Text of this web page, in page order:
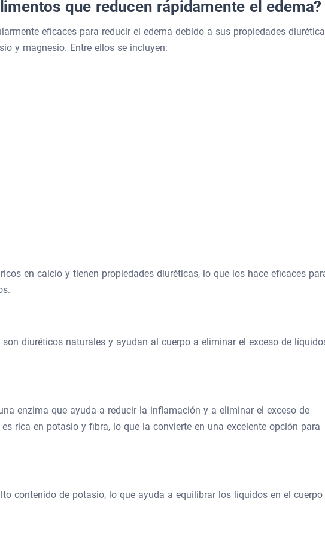
que reducen rápidamente el edema?
eficaces para reducir el edema debido a sus propiedades
y magnesio. Entre ellos se incluyen:
en calcio y tienen propiedades diuréticas, lo que los hace eficaces
son diuréticos naturales y ayudan al cuerpo a eliminar el exceso de
enzima que ayuda a reducir la inflamación y a eliminar el exceso de
rica en potasio y fibra, lo que la convierte en una excelente opción para
contenido de potasio, lo que ayuda a equilibrar los líquidos en el cuerpo